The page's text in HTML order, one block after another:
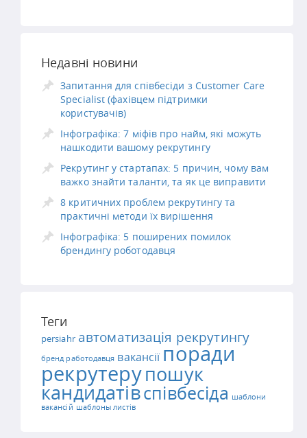
Недавні новини
Запитання для співбесіди з Customer Care
Specialist (фахівцем підтримки
користувачів)
Інфографіка: 7 міфів про найм, які можуть
нашкодити вашому рекрутингу
Рекрутинг у стартапах: 5 причин, чому вам
важко знайти таланти, та як це виправити
8 критичних проблем рекрутингу та
практичні методи їх вирішення
Інфографіка: 5 поширених помилок
брендингу роботодавця
Теги
persiahr автоматизація рекрутингу
бренд работодавця вакансії поради
рекрутерупошук
кандидатівспівбесіда шаблони
вакансій шаблоны листів